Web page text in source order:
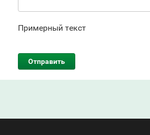
Примерный текст